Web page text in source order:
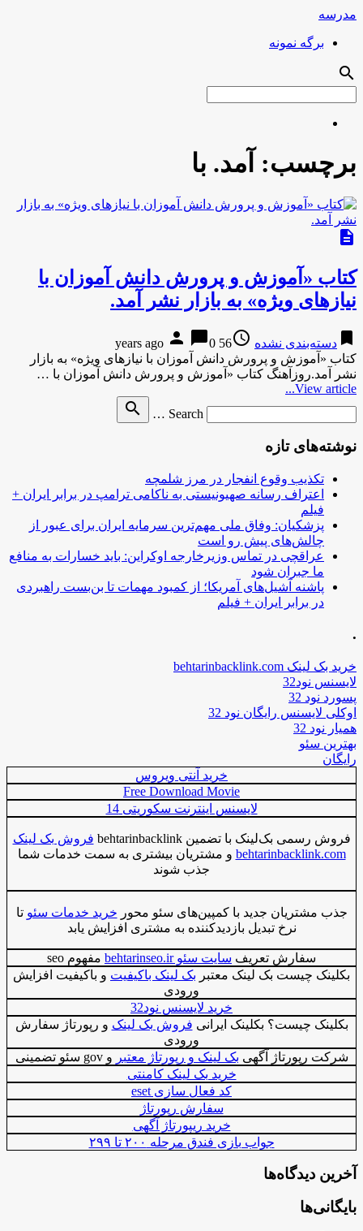
مدرسه
برگه نمونه
search
برچسب: آمد. با
description
کتاب «آموزش و پرورش دانش آموزان با
نیازهای ویژه» به بازار نشر آمد.
bookmark دسته‌بندی نشده access_time
56 years ago
person chat_bubble0
کتاب «آموزش و پرورش دانش آموزان با نیازهای ویژه» به بازار
نشر آمد.روزآهنگ کتاب «آموزش و پرورش دانش آموزان با …
View article...
Search …
search
نوشته‌های تازه
تکذیب وقوع انفجار در مرز شلمچه
اعتراف رسانه صهیونیستی به ناکامی ترامپ در برابر ایران +
فیلم
پزشکیان: وفاق ملی مهم‌ترین سرمایه ایران برای عبور از
چالش‌های پیش رو است
عراقچی در تماس وزیرخارجه اوکراین: باید خسارات به منافع
ما جبران شود
پاشنه آشیل‌های آمریکا؛ از کمبود مهمات تا بن‌بست راهبردی
در برابر ایران + فیلم
.
خرید بک لینک behtarinbacklink.com
لایسنس نود32
پسورد نود 32
اوکلی لایسنس رایگان نود 32
همیار نود 32
بهترین سئو
رایگان
خرید آنتی ویروس
Free Download Movie
لایسنس اینترنت سکوریتی 14
فروش رسمی بک‌لینک با تضمین behtarinbacklink
فروش بک لینک
behtarinbacklink.com و مشتریان بیشتری به سمت خدمات شما
جذب شوند
جذب مشتریان جدید با کمپین‌های سئو محور خرید خدمات سئو تا
نرخ تبدیل بازدیدکننده به مشتری افزایش یابد
سفارش تعریف سایت سئو behtarinseo.ir
مفهوم seo
بکلینک چیست بک لینک معتبر بک لینک باکیفیت و باکیفیت افزایش
ورودی
خرید لایسنس نود32
بکلینک چیست؟ بکلینک ایرانی فروش بک لینک و رپورتاژ سفارش
ورودی
شرکت رپورتاژ آگهی بک لینک و رپورتاژ معتبر و gov سئو تضمینی
خرید بک لینک کامنتی
کد فعال سازی eset
سفارش رپورتاژ
خرید ریپورتاژ آگهی
جواب بازی فندق مرحله ۲۰۰ تا ۲۹۹
آخرین دیدگاه‌ها
بایگانی‌ها